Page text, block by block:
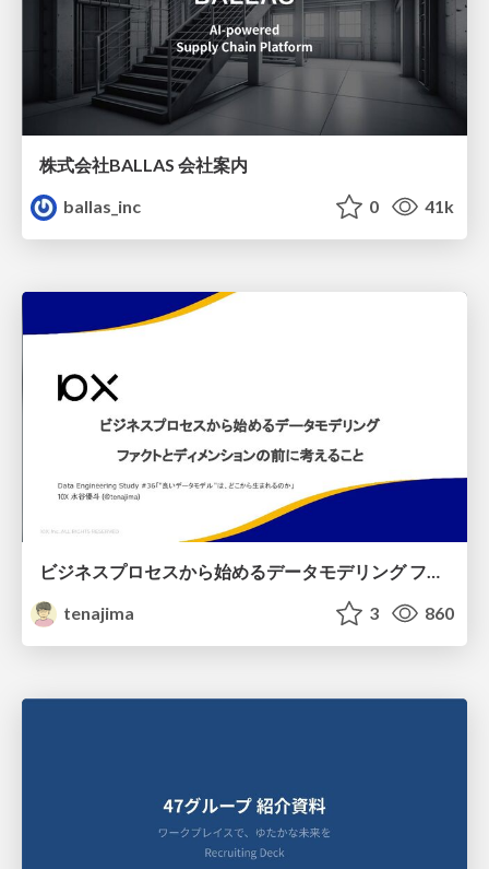
株式会社BALLAS 会社案内
ballas_inc
0 41k
ビジネスプロセスから始めるデータモデリング ファクトとディメンションの前に考えること
tenajima
3 860